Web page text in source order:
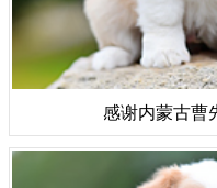
感谢内蒙古曹